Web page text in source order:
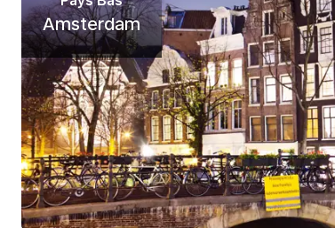
Amsterdam